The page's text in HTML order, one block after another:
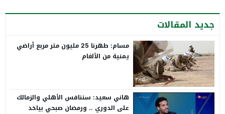
جديد المقالات
مسام: طهرنا 25 مليون متر مربع أراضي
يمنية من الألغام
هاني سعيد: سننافس الأهلي والزمالك
على الدوري .. ورمضان صبحي بياخد